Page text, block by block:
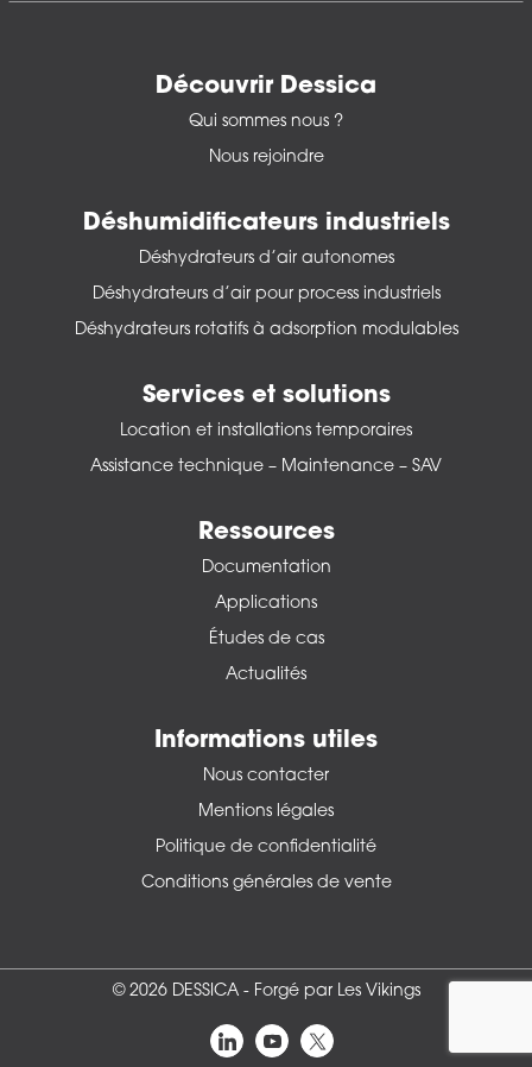
Découvrir Dessica
Qui sommes nous ?
Nous rejoindre
Déshumidificateurs industriels
Déshydrateurs d’air autonomes
Déshydrateurs d’air pour process industriels
Déshydrateurs rotatifs à adsorption modulables
Services et solutions
Location et installations temporaires
Assistance technique – Maintenance – SAV
Ressources
Documentation
Applications
Études de cas
Actualités
Informations utiles
Nous contacter
Mentions légales
Politique de confidentialité
Conditions générales de vente
© 2026 DESSICA - Forgé par Les Vikings